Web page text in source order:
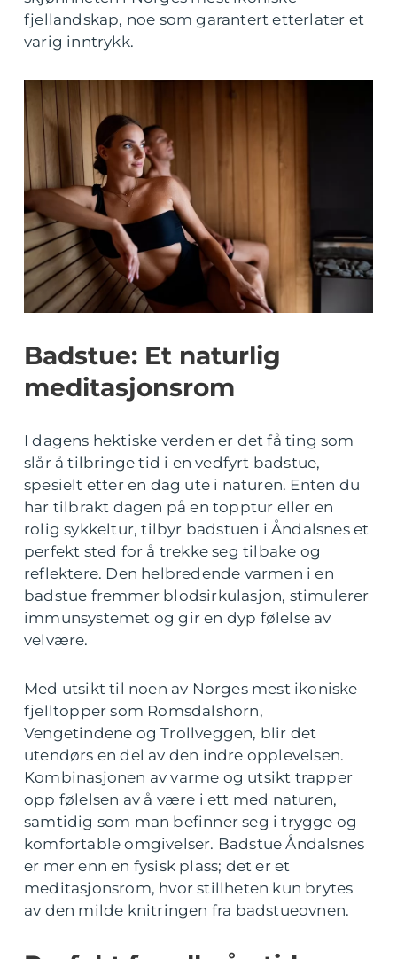
fjellandskap, noe som garantert etterlater et
varig inntrykk.
Badstue: Et naturlig
meditasjonsrom
I dagens hektiske verden er det få ting som
slår å tilbringe tid i en vedfyrt badstue,
spesielt etter en dag ute i naturen. Enten du
har tilbrakt dagen på en topptur eller en
rolig sykkeltur, tilbyr badstuen i Åndalsnes et
perfekt sted for å trekke seg tilbake og
reflektere. Den helbredende varmen i en
badstue fremmer blodsirkulasjon, stimulerer
immunsystemet og gir en dyp følelse av
velvære.
Med utsikt til noen av Norges mest ikoniske
fjelltopper som Romsdalshorn,
Vengetindene og Trollveggen, blir det
utendørs en del av den indre opplevelsen.
Kombinasjonen av varme og utsikt trapper
opp følelsen av å være i ett med naturen,
samtidig som man befinner seg i trygge og
komfortable omgivelser. Badstue Åndalsnes
er mer enn en fysisk plass; det er et
meditasjonsrom, hvor stillheten kun brytes
av den milde knitringen fra badstueovnen.